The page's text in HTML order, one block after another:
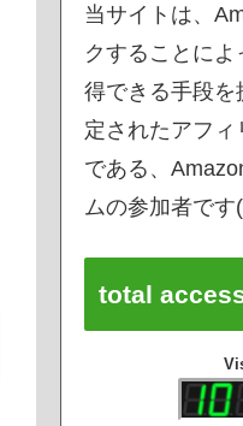
当サイトは、
クすることに
得できる手段を
定されたアフ
である、
ムの参加者です
total